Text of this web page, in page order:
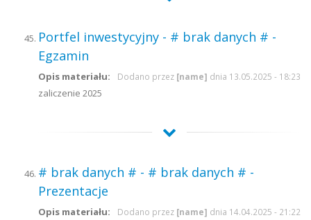
Portfel inwestycyjny - # brak danych # -
Egzamin
Dodano przez [name] dnia 13.05.2025 - 18:23
Opis materiału:
zaliczenie 2025
# brak danych # - # brak danych # -
Prezentacje
Dodano przez [name] dnia 14.04.2025 - 21:22
Opis materiału: